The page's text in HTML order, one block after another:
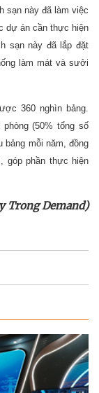
sạn này đã làm việc
dự án cần thực hiện
sạn này đã lắp đặt
làm mát và sưởi
360 nghìn bảng.
(50% tổng số
bảng mỗi năm, đồng
góp phần thực hiện
Trong Demand)